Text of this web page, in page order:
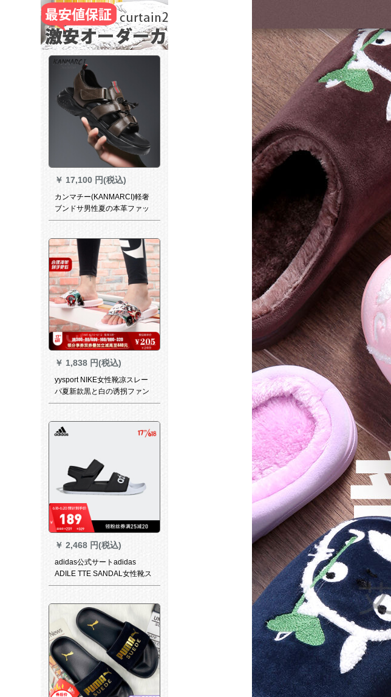
￥ 17,100 円(税込)
カンマチー(KANMARCI)軽奢
ブンドサ男性夏の本革ファッ
ク厚底露指ロマ透かしメレン
￥ 1,838 円(税込)
yysport NIKE女性靴凉スレー
パ夏新款黒と白の诱拐ファン
ファ
￥ 2,468 円(税込)
adidas公式サートadidas
ADILE TTE SANDAL女性靴ス
イミングスポーツ凉しいスウ